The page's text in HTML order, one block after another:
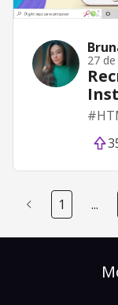
27 de
#
1 ...